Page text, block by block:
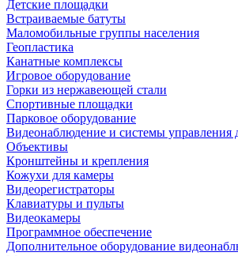
Детские площадки
Встраиваемые батуты
Маломобильные группы населения
Геопластика
Канатные комплексы
Игровое оборудование
Горки из нержавеющей стали
Спортивные площадки
Парковое оборудование
Видеонаблюдение и системы управления
Объективы
Кронштейны и крепления
Кожухи для камеры
Видеорегистраторы
Клавиатуры и пульты
Видеокамеры
Программное обеспечение
Дополнительное оборудование